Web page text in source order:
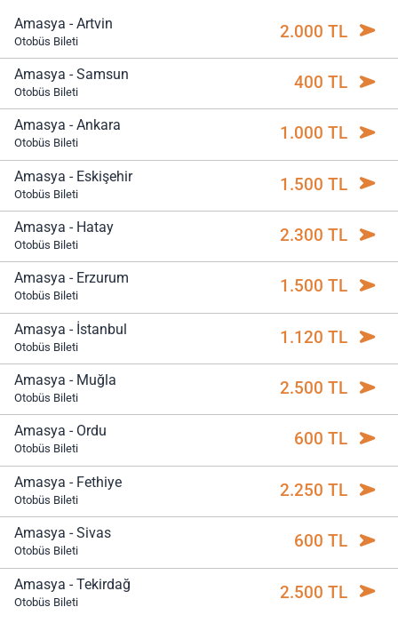
Amasya - Artvin
Otobüs Bileti 2.000 TL
Amasya - Samsun
Otobüs Bileti 400 TL
Amasya - Ankara
Otobüs Bileti 1.000 TL
Amasya - Eskişehir
Otobüs Bileti 1.500 TL
Amasya - Hatay
Otobüs Bileti 2.300 TL
Amasya - Erzurum
Otobüs Bileti 1.500 TL
Amasya - İstanbul
Otobüs Bileti 1.120 TL
Amasya - Muğla
Otobüs Bileti 2.500 TL
Amasya - Ordu
Otobüs Bileti 600 TL
Amasya - Fethiye
Otobüs Bileti 2.250 TL
Amasya - Sivas
Otobüs Bileti 600 TL
Amasya - Tekirdağ
Otobüs Bileti 2.500 TL